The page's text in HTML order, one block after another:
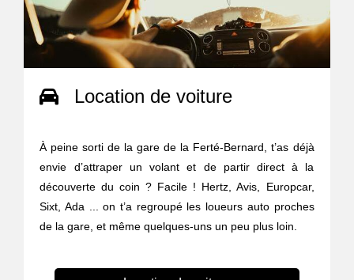
Location de voiture
À peine sorti de la gare de la Ferté-Bernard, t’as déjà
envie d’attraper un volant et de partir direct à la
découverte du coin ? Facile ! Hertz, Avis, Europcar,
Sixt, Ada ... on t’a regroupé les loueurs auto proches
de la gare, et même quelques-uns un peu plus loin.